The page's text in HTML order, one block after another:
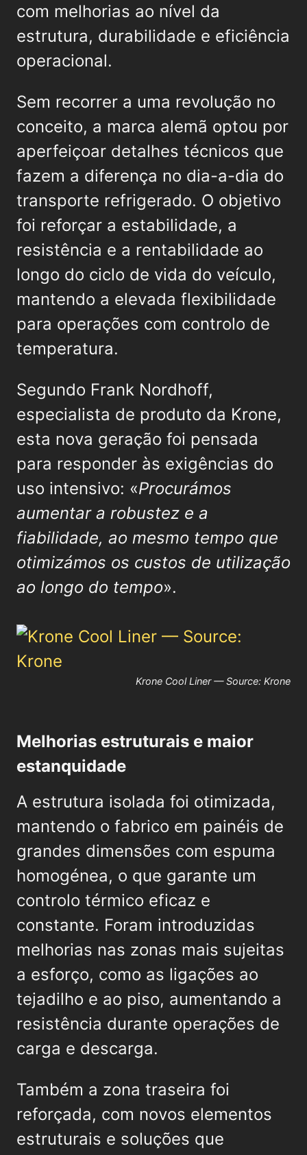
com melhorias ao nível da
estrutura, durabilidade e eficiência
operacional.
Sem recorrer a uma revolução no
conceito, a marca alemã optou por
aperfeiçoar detalhes técnicos que
fazem a diferença no dia-a-dia do
transporte refrigerado. O objetivo
foi reforçar a estabilidade, a
resistência e a rentabilidade ao
longo do ciclo de vida do veículo,
mantendo a elevada flexibilidade
para operações com controlo de
temperatura.
Segundo Frank Nordhoff,
especialista de produto da Krone,
esta nova geração foi pensada
para responder às exigências do
uso intensivo: «Procurámos
aumentar a robustez e a
fiabilidade, ao mesmo tempo que
otimizámos os custos de utilização
ao longo do tempo».
Krone Cool Liner — Source: Krone
Melhorias estruturais e maior
estanquidade
A estrutura isolada foi otimizada,
mantendo o fabrico em painéis de
grandes dimensões com espuma
homogénea, o que garante um
controlo térmico eficaz e
constante. Foram introduzidas
melhorias nas zonas mais sujeitas
a esforço, como as ligações ao
tejadilho e ao piso, aumentando a
resistência durante operações de
carga e descarga.
Também a zona traseira foi
reforçada, com novos elementos
estruturais e soluções que